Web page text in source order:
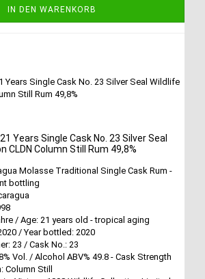
IN DEN WARENKORB
Years Single Cask No. 23 Silver Seal
CLDN Column Still Rum 49,8%
Molasse Traditional Single Cask Rum -
bottling
/ Age: 21 years old - tropical aging
/ Year bottled: 2020
23 / Cask No.: 23
Vol. / Alcohol ABV% 49.8 - Cask Strength
Column Still